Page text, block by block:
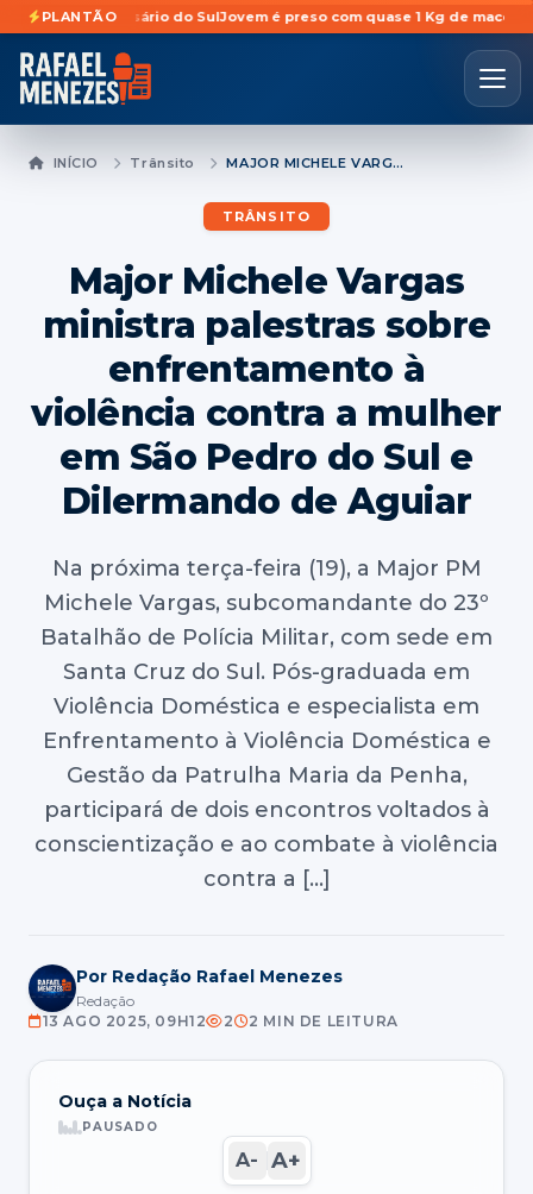
PLANTÃO
em Rosário do SulJovem é preso com quase 1 Kg de maconha
INÍCIO Trânsito MAJOR MICHELE VARGAS MINISTRA PALESTRAS SOBRE ENFRENTAMENTO À VIOLÊNCIA CONTRA A MULHER EM SÃO PEDRO DO SUL E DILERMANDO DE AGUIAR
TRÂNSITO
Major Michele Vargas
ministra palestras sobre
enfrentamento à
violência contra a mulher
em São Pedro do Sul e
Dilermando de Aguiar
Na próxima terça-feira (19), a Major PM
Michele Vargas, subcomandante do 23º
Batalhão de Polícia Militar, com sede em
Santa Cruz do Sul. Pós-graduada em
Violência Doméstica e especialista em
Enfrentamento à Violência Doméstica e
Gestão da Patrulha Maria da Penha,
participará de dois encontros voltados à
conscientização e ao combate à violência
contra a […]
Por Redação Rafael Menezes
Redação
13 AGO 2025, 09H12
2 2 MIN DE LEITURA
Ouça a Notícia
PAUSADO
A- A+